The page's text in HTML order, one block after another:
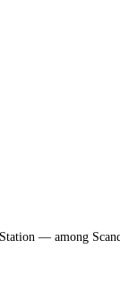
— among